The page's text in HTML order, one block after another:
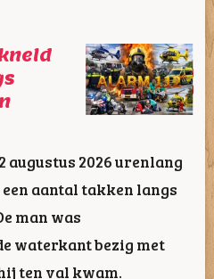
augustus 2026 urenlang
aantal takken langs
man was
waterkant bezig met
ten val kwam.